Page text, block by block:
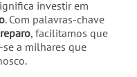
investir em
. Com palavras-chave
reparo, facilitamos que
a milhares que